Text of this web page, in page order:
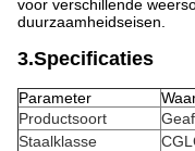
voor verschillende
duurzaamheidseisen.
3.Specificaties
Parameter
Productsoort
Staalklasse